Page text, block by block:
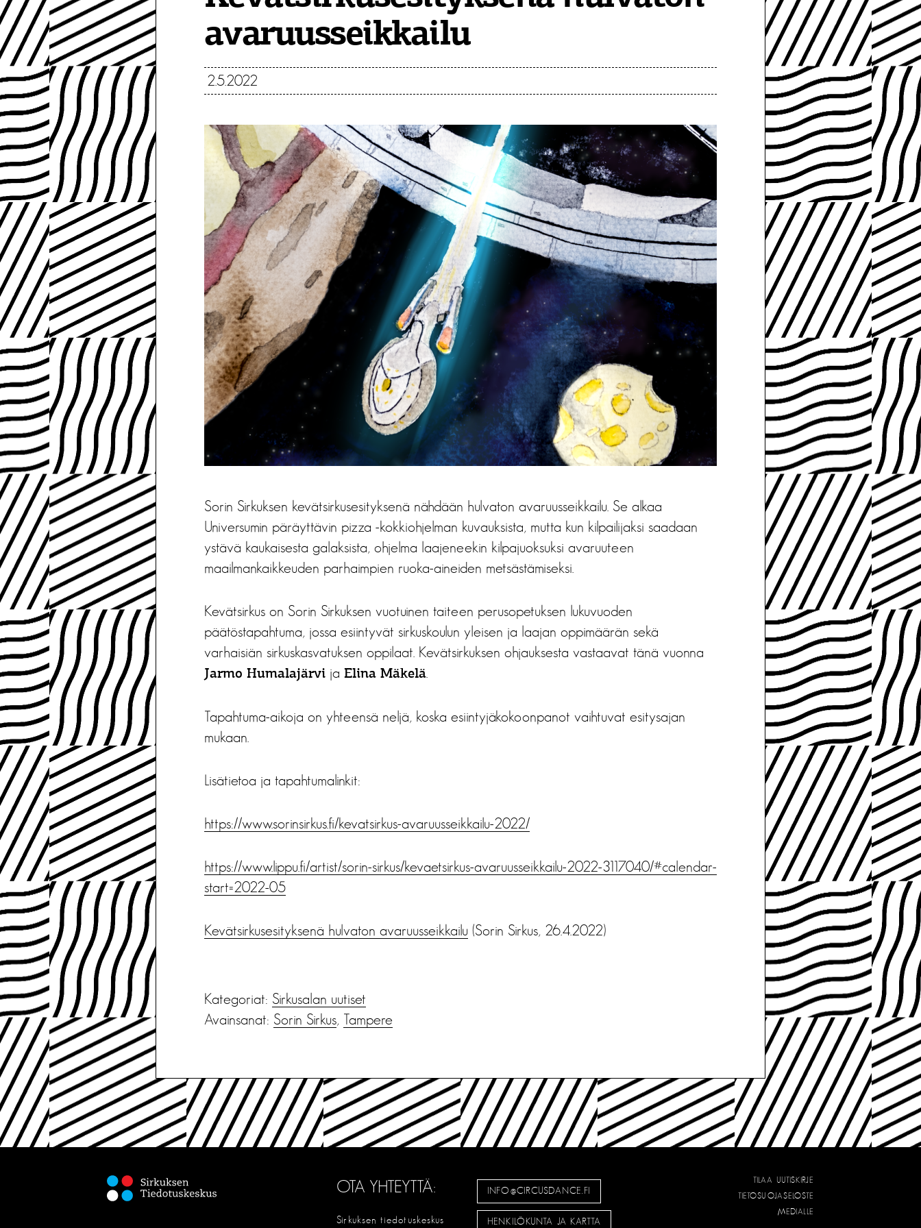
avaruusseikkailu
2.5.2022
Sorin Sirkuksen kevätsirkusesityksenä nähdään hulvaton avaruusseikkailu. Se alkaa
Universumin päräyttävin pizza -kokkiohjelman kuvauksista, mutta kun kilpailijaksi saadaan
ystävä kaukaisesta galaksista, ohjelma laajeneekin kilpajuoksuksi avaruuteen
maailmankaikkeuden parhaimpien ruoka-aineiden metsästämiseksi.
Kevätsirkus on Sorin Sirkuksen vuotuinen taiteen perusopetuksen lukuvuoden
päätöstapahtuma, jossa esiintyvät sirkuskoulun yleisen ja laajan oppimäärän sekä
varhaisiän sirkuskasvatuksen oppilaat. Kevätsirkuksen ohjauksesta vastaavat tänä vuonna
Jarmo Humalajärvi ja Elina Mäkelä
Tapahtuma-aikoja on yhteensä neljä, koska esiintyjäkokoonpanot vaihtuvat esitysajan
mukaan.
Lisätietoa ja tapahtumalinkit:
https://www.sorinsirkus.fi/kevatsirkus-avaruusseikkailu-2022/
https://www.lippu.fi/artist/sorin-sirkus/kevaetsirkus-avaruusseikkailu-2022-3117040/#calendar-
start=2022-05
Kevätsirkusesityksenä hulvaton avaruusseikkailu (Sorin Sirkus, 26.4.2022)
Kategoriat: Sirkusalan uutiset
Avainsanat: Sorin Sirkus, Tampere
OTA YHTEYTTÄ:
Sirkuksen tiedotuskeskus
INFO@CIRCUSDANCE.FI
HENKILÖKUNTA JA KARTTA
TILAA UUTISKIRJE
TIETOSUOJASELOSTE
MEDIALLE